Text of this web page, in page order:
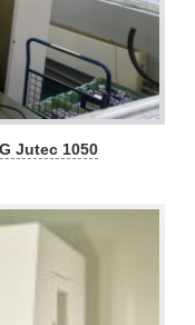
Jutec 1050